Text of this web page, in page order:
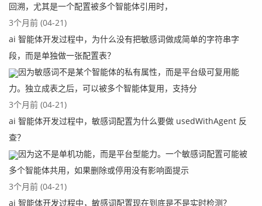
回溯，尤其是一个配置被多个智能体引用时，
3个月前 (04-21)
ai 智能体开发过程中，为什么没有把敏感词做成简单的字符串字
段，而是单独做一张配置表？
因为敏感词不是某个智能体的私有属性，而是平台级可复用能
力。独立成表之后，可以被多个智能体复用，支持分
3个月前 (04-21)
ai 智能体开发过程中，敏感词配置为什么要做 usedWithAgent 反
查？
因为这不是单机功能，而是平台型能力。一个敏感词配置可能被
多个智能体共用，如果删除或停用没有影响面提示
3个月前 (04-21)
ai 智能体开发过程中，敏感词配置现在到底是不是实时检测？